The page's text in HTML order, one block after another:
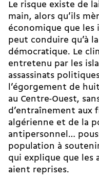
Le risque existe de
main, alors qu’ils
économique que les
peut conduire qu’à
démocratique. Le
entretenu par les
assassinats
l’égorgement de
au Centre-Ouest,
d’entraînement aux
algérienne et de la
antipersonnel…
population à
qui explique que les
aient reprises.